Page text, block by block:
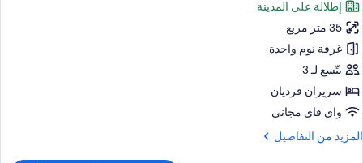
ملكي
(Lounge
Access)
صور
غرفة
تنفيذية
لاثنين
إطلالة على المدينة
35 متر مربع
غرفة نوم واحدة
يتّسع لـ 3
سريران فرديان
واي فاي مجاني
المزيد من التفاصيل
المزيد